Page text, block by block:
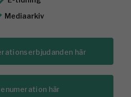
Mediaarkiv
här
här